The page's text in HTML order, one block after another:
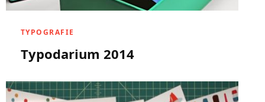
TYPOGRAFIE
Typodarium 2014